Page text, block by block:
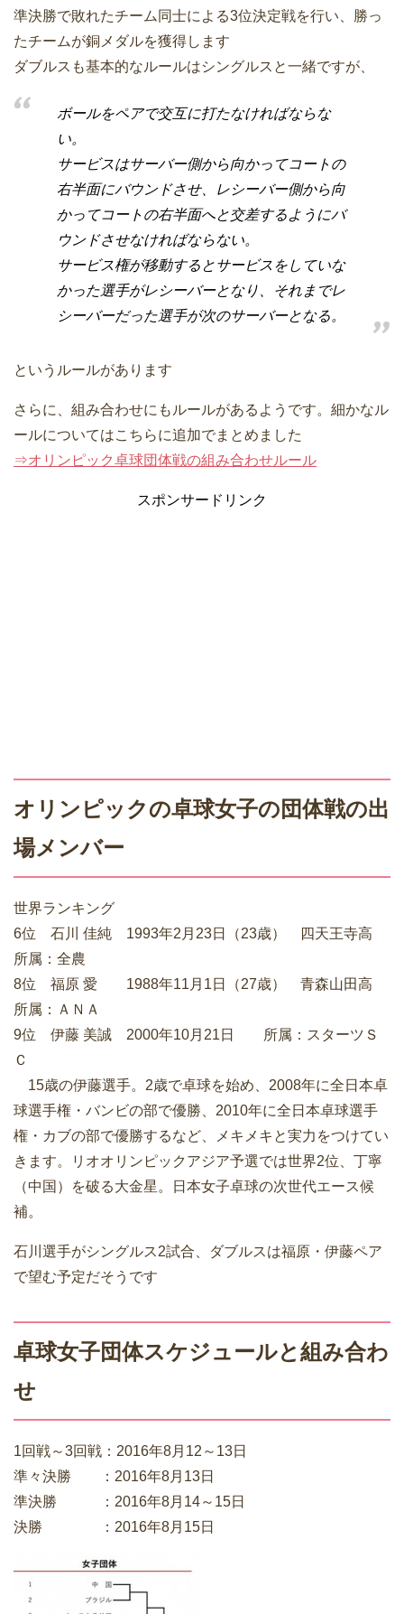
準決勝で敗れたチーム同士による3位決定戦を行い、勝っ
たチームが銅メダルを獲得します
ダブルスも基本的なルールはシングルスと一緒ですが、
ボールをペアで交互に打たなければならな
い。
サービスはサーバー側から向かってコートの
右半面にバウンドさせ、レシーバー側から向
かってコートの右半面へと交差するようにバ
ウンドさせなければならない。
サービス権が移動するとサービスをしていな
かった選手がレシーバーとなり、それまでレ
シーバーだった選手が次のサーバーとなる。
というルールがあります
さらに、組み合わせにもルールがあるようです。細かなル
ールについてはこちらに追加でまとめました
⇒オリンピック卓球団体戦の組み合わせルール
スポンサードリンク
オリンピックの卓球女子の団体戦の出
場メンバー
世界ランキング
6位 石川 佳純 1993年2月23日（23歳） 四天王寺高
所属：全農
8位 福原 愛 1988年11月1日（27歳） 青森山田高
所属：ＡＮＡ
9位 伊藤 美誠 2000年10月21日 所属：スターツＳ
Ｃ
15歳の伊藤選手。2歳で卓球を始め、2008年に全日本卓
球選手権・バンビの部で優勝、2010年に全日本卓球選手
権・カブの部で優勝するなど、メキメキと実力をつけてい
きます。リオオリンピックアジア予選では世界2位、丁寧
（中国）を破る大金星。日本女子卓球の次世代エース候
補。
石川選手がシングルス2試合、ダブルスは福原・伊藤ペア
で望む予定だそうです
卓球女子団体スケジュールと組み合わ
せ
1回戦～3回戦：2016年8月12～13日
準々決勝 ：2016年8月13日
準決勝 ：2016年8月14～15日
決勝 ：2016年8月15日